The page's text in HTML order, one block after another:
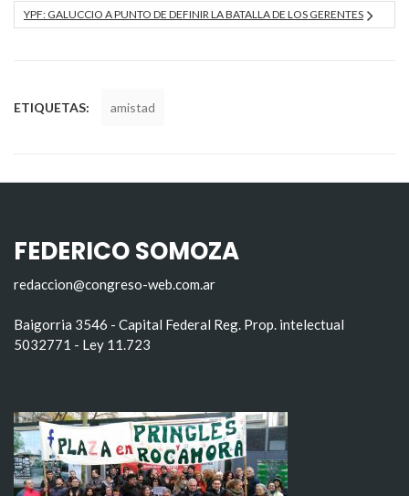
YPF: GALUCCIO A PUNTO DE DEFINIR LA BATALLA DE LOS GERENTES
ETIQUETAS: amistad
FEDERICO SOMOZA
redaccion@congreso-web.com.ar
Baigorria 3546 - Capital Federal Reg. Prop. intelectual
5032771 - Ley 11.723